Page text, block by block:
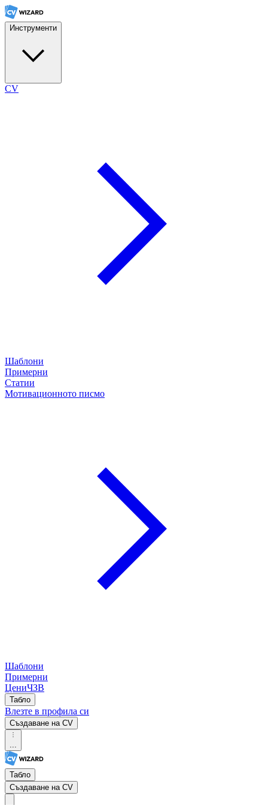
Инструменти
CV
Шаблони
Примерни
Статии
Мотивационното писмо
Шаблони
Примерни
ЦениЧЗВ
Табло
Влезте в профила си
Създаване на CV
...
Табло
Създаване на CV